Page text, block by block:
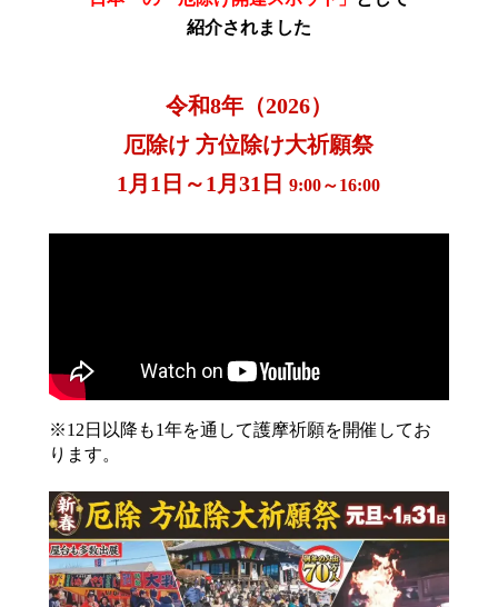
紹介されました
令和8年（2026）
厄除け 方位除け大祈願祭
1月1日～1月31日9:00～16:00
※12日以降も1年を通して護摩祈願を開催してお
ります。